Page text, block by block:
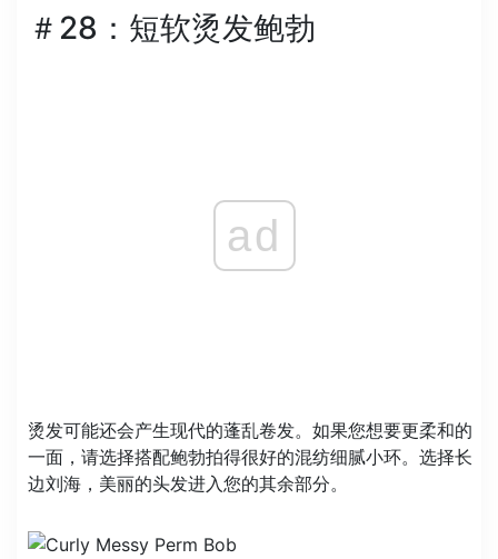
＃28：短软烫发鲍勃
ad
烫发可能还会产生现代的蓬乱卷发。如果您想要更柔和的
一面，请选择搭配鲍勃拍得很好的混纺细腻小环。选择长
边刘海，美丽的头发进入您的其余部分。